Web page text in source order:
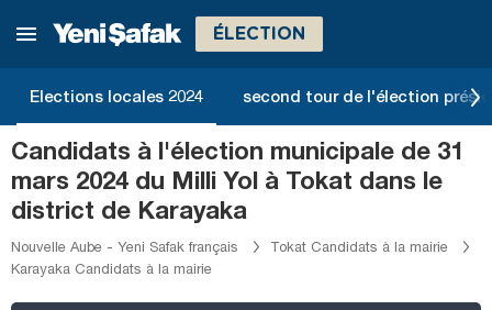
ÉLECTION
Elections locales 2024 second tour de l'élection
Candidats à l'élection municipale de 31
mars 2024 du Milli Yol à Tokat dans le
district de Karayaka
Nouvelle Aube - Yeni Safak français
Tokat Candidats à la mairie
Karayaka Candidats à la mairie
Rize
Samsun
Şanlıurfa
Siirt
Sinop
Şırnak